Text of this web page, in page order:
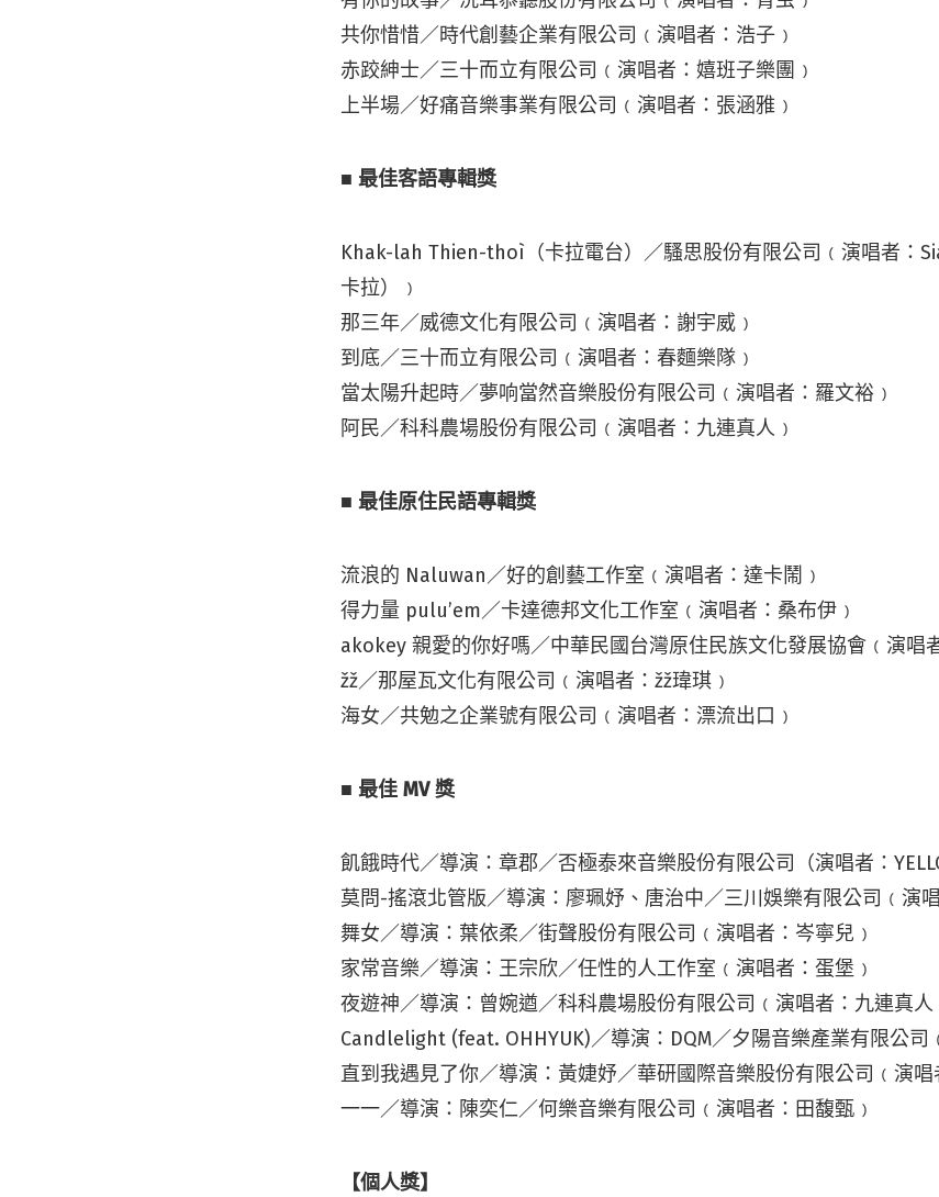
共你惜惜／時代創藝企業有限公司﹙演唱者：浩子﹚
赤跤紳士／三十而立有限公司﹙演唱者：嬉班子樂團﹚
上半場／好痛音樂事業有限公司﹙演唱者：張涵雅﹚
■ 最佳客語專輯獎
Khak-lah Thien-thoì（卡拉電台）／騷思股份有限公司﹙演唱者：
卡拉）﹚
那三年／威德文化有限公司﹙演唱者：謝宇威﹚
到底／三十而立有限公司﹙演唱者：春麵樂隊﹚
當太陽升起時／夢响當然音樂股份有限公司﹙演唱者：羅文裕﹚
阿民／科科農場股份有限公司﹙演唱者：九連真人﹚
■ 最佳原住民語專輯獎
流浪的 Naluwan／好的創藝工作室﹙演唱者：達卡鬧﹚
得力量 pulu’em／卡達德邦文化工作室﹙演唱者：桑布伊﹚
akokey 親愛的你好嗎／中華民國台灣原住民族文化發展協會﹙演唱
žž／那屋瓦文化有限公司﹙演唱者：žž瑋琪﹚
海女／共勉之企業號有限公司﹙演唱者：漂流出口﹚
■ 最佳 MV 獎
飢餓時代／導演：章郡／否極泰來音樂股份有限公司（演唱者：
莫問-搖滾北管版／導演：廖珮妤、唐治中／三川娛樂有限公司﹙演
舞女／導演：葉依柔／街聲股份有限公司﹙演唱者：岑寧兒﹚
家常音樂／導演：王宗欣／任性的人工作室﹙演唱者：蛋堡﹚
夜遊神／導演：曾婉遒／科科農場股份有限公司﹙演唱者：九連真人
Candlelight (feat. OHHYUK)／導演：DQM／夕陽音樂產業有限公司
直到我遇見了你／導演：黃婕妤／華研國際音樂股份有限公司﹙演唱
一一／導演：陳奕仁／何樂音樂有限公司﹙演唱者：田馥甄﹚
【個人獎】